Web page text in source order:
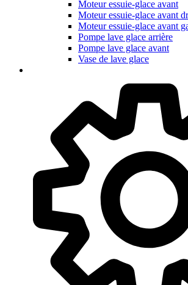
Moteur essuie-glace avant
Moteur essuie-glace avant
Moteur essuie-glace avant
Pompe lave glace arrière
Pompe lave glace avant
Vase de lave glace